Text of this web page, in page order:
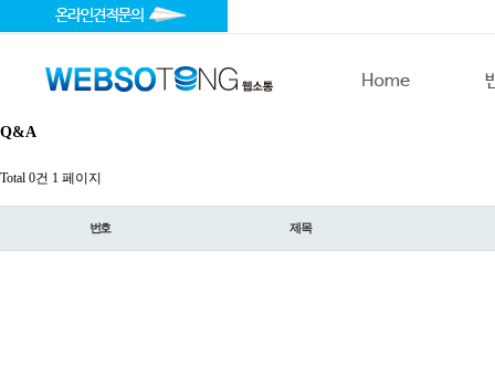
Q&A
Total 0건 1 페이지
번호 제목